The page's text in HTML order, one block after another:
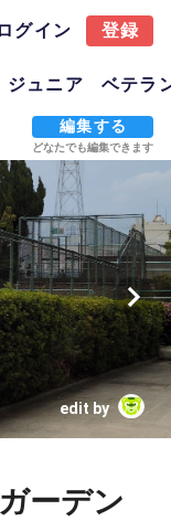
ログイン 登録
ジュニア ベテラ
編集する
どなたでも編集できます
edit by
ーデン